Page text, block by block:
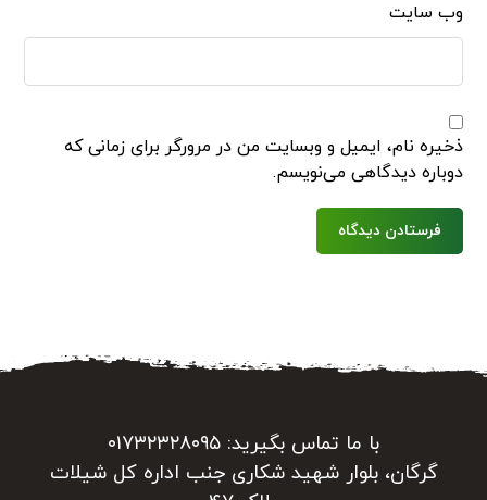
وب‌ سایت
ذخیره نام، ایمیل و وبسایت من در مرورگر برای زمانی که
دوباره دیدگاهی می‌نویسم.
فرستادن دیدگاه
با ما تماس بگیرید: ۰۱۷۳۲۳۲۸۰۹۵
گرگان، بلوار شهید شکاری جنب اداره کل شیلات